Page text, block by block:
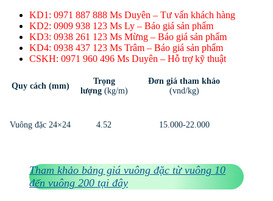
KD1: 0971 887 888 Ms Duyên – Tư vấn khách hàng
KD2: 0909 938 123 Ms Ly – Báo giá sản phẩm
KD3: 0938 261 123 Ms Mừng – Báo giá sản phẩm
KD4: 0938 437 123 Ms Trâm – Báo giá sản phẩm
CSKH: 0971 960 496 Ms Duyên – Hỗ trợ kỹ thuật
Quy cách (mm)
Trọng
lượng (kg/m)
Đơn giá tham khảo
(vnd/kg)
Vuông đặc 24×24 4.52 15.000-22.000
Tham khảo bảng giá vuông đặc từ vuông 10
đến vuông 200 tại đây